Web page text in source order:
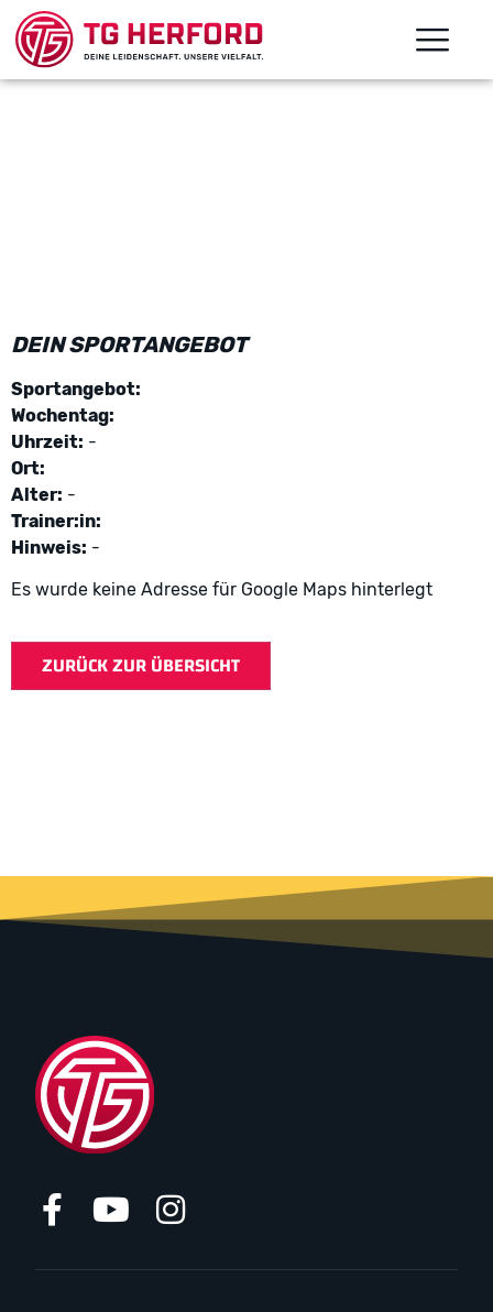
DEIN SPORTANGEBOT
Sportangebot:
Wochentag:
Uhrzeit: -
Ort:
Alter: -
Trainer:in:
Hinweis: -
Es wurde keine Adresse für Google Maps hinterlegt